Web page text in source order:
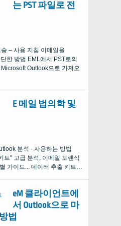
는 PST 파일로 전
– 사용 지침 이메일을
한 방법 EML에서 PST로의
Outlook으로 가져오
E 메일 법의학 및
분석 - 사용하는 방법
트" 고급 분석, 이메일 포렌식
가이드... 데이터 추출 키트…
eM 클라이언트에
서 Outlook으로 마
법